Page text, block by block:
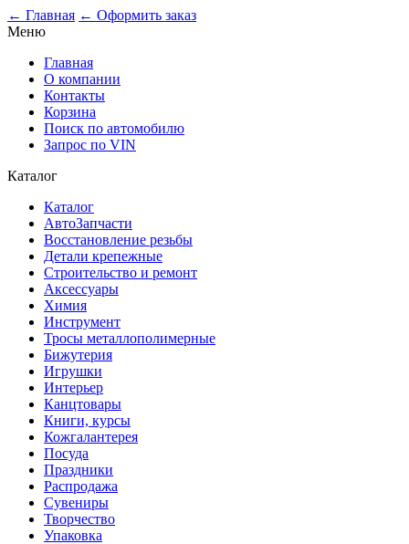
← Главная ← Оформить заказ
Меню
Главная
О компании
Контакты
Корзина
Поиск по автомобилю
Запрос по VIN
Каталог
Каталог
АвтоЗапчасти
Восстановление резьбы
Детали крепежные
Строительство и ремонт
Аксессуары
Химия
Инструмент
Тросы металлополимерные
Бижутерия
Игрушки
Интерьер
Канцтовары
Книги, курсы
Кожгалантерея
Посуда
Праздники
Распродажа
Сувениры
Творчество
Упаковка